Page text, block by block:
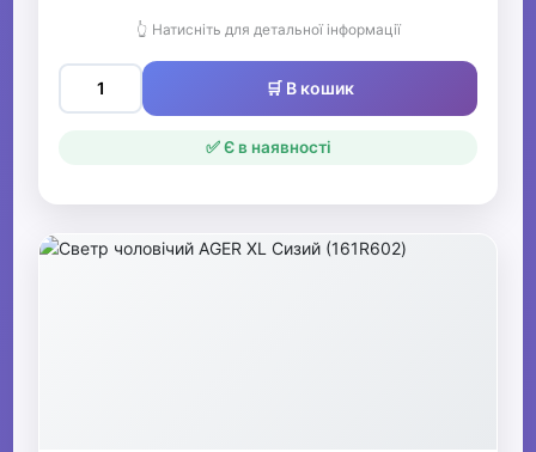
👆 Натисніть для детальної інформації
🛒 В кошик
✅ Є в наявності